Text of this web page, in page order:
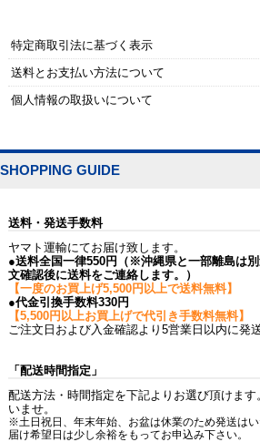
特定商取引法に基づく表示
送料とお支払い方法について
個人情報の取扱いについて
SHOPPING GUIDE
送料・発送手数料
ヤマト運輸にてお届け致します。
●送料全国一律550円（※沖縄県と一部離島は
文確認後に送料をご連絡します。）
【一度のお買上げ5,500円以上で送料無料】
●代金引換手数料330円
【5,500円以上お買上げで代引き手数料無料】
ご注文日および入金確認より5営業日以内に発
「配送時間指定」
配送方法・時間指定を下記よりお選び頂けま
いませ。
※土日祝日、年末年始、お盆は休業のため発送は
届け希望日は少し余裕をもってお申込み下さい。